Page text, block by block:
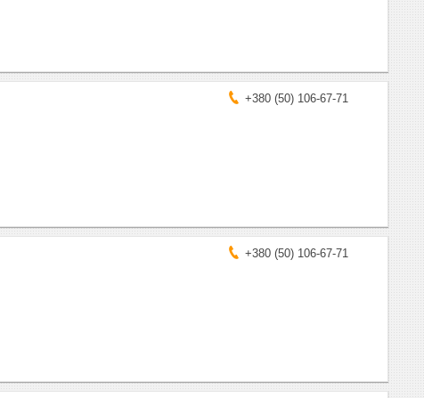
+380 (50) 106-67-71
+380 (50) 106-67-71